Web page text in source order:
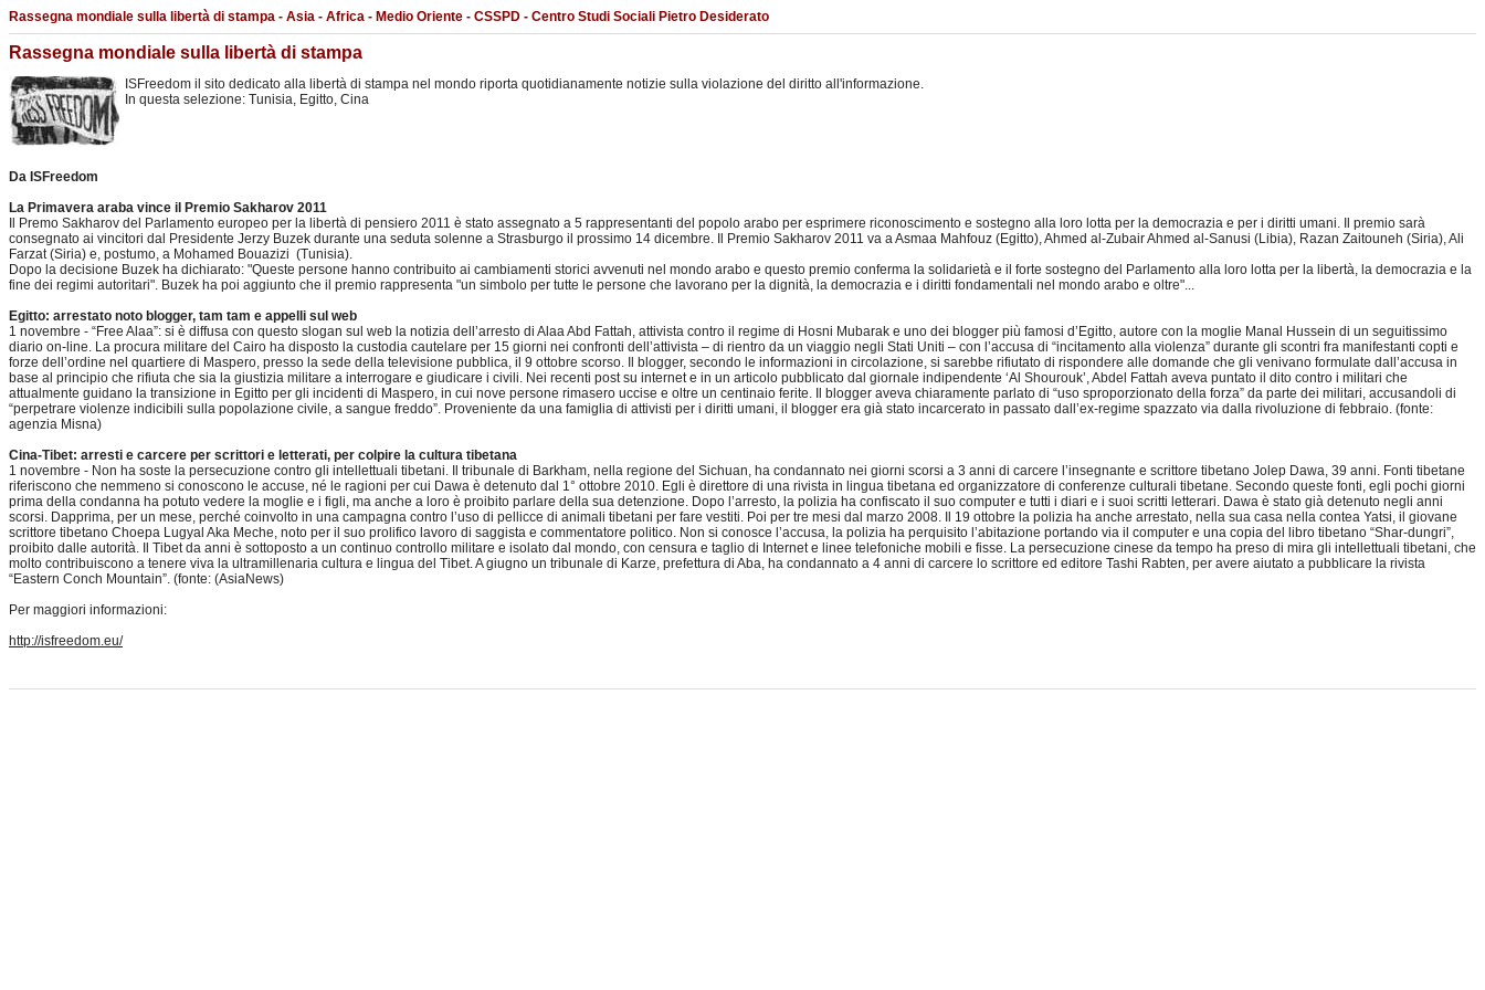
Rassegna mondiale sulla libertà di stampa - Asia - Africa - Medio Oriente - CSSPD - Centro Studi Sociali Pietro Desiderato
Rassegna mondiale sulla libertà di stampa
ISFreedom il sito dedicato alla libertà di stampa nel mondo riporta quotidianamente notizie sulla violazione del diritto all'informazione.
In questa selezione: Tunisia, Egitto, Cina
Da ISFreedom
La Primavera araba vince il Premio Sakharov 2011
Il Premo Sakharov del Parlamento europeo per la libertà di pensiero 2011 è stato assegnato a 5 rappresentanti del popolo arabo per esprimere riconoscimento e sostegno alla loro lotta per la democrazia e per i diritti umani. Il premio sarà
consegnato ai vincitori dal Presidente Jerzy Buzek durante una seduta solenne a Strasburgo il prossimo 14 dicembre. Il Premio Sakharov 2011 va a Asmaa Mahfouz (Egitto), Ahmed al-Zubair Ahmed al-Sanusi (Libia), Razan Zaitouneh (Siria), Ali
Farzat (Siria) e, postumo, a Mohamed Bouazizi (Tunisia).
Dopo la decisione Buzek ha dichiarato: "Queste persone hanno contribuito ai cambiamenti storici avvenuti nel mondo arabo e questo premio conferma la solidarietà e il forte sostegno del Parlamento alla loro lotta per la libertà, la democrazia e la
fine dei regimi autoritari". Buzek ha poi aggiunto che il premio rappresenta "un simbolo per tutte le persone che lavorano per la dignità, la democrazia e i diritti fondamentali nel mondo arabo e oltre"...
Egitto: arrestato noto blogger, tam tam e appelli sul web
1 novembre - “Free Alaa”: si è diffusa con questo slogan sul web la notizia dell’arresto di Alaa Abd Fattah, attivista contro il regime di Hosni Mubarak e uno dei blogger più famosi d’Egitto, autore con la moglie Manal Hussein di un seguitissimo
diario on-line. La procura militare del Cairo ha disposto la custodia cautelare per 15 giorni nei confronti dell’attivista – di rientro da un viaggio negli Stati Uniti – con l’accusa di “incitamento alla violenza” durante gli scontri fra manifestanti copti e
forze dell’ordine nel quartiere di Maspero, presso la sede della televisione pubblica, il 9 ottobre scorso. Il blogger, secondo le informazioni in circolazione, si sarebbe rifiutato di rispondere alle domande che gli venivano formulate dall’accusa in
base al principio che rifiuta che sia la giustizia militare a interrogare e giudicare i civili. Nei recenti post su internet e in un articolo pubblicato dal giornale indipendente ‘Al Shourouk’, Abdel Fattah aveva puntato il dito contro i militari che
attualmente guidano la transizione in Egitto per gli incidenti di Maspero, in cui nove persone rimasero uccise e oltre un centinaio ferite. Il blogger aveva chiaramente parlato di “uso sproporzionato della forza” da parte dei militari, accusandoli di
“perpetrare violenze indicibili sulla popolazione civile, a sangue freddo”. Proveniente da una famiglia di attivisti per i diritti umani, il blogger era già stato incarcerato in passato dall’ex-regime spazzato via dalla rivoluzione di febbraio. (fonte:
agenzia Misna)
Cina-Tibet: arresti e carcere per scrittori e letterati, per colpire la cultura tibetana
1 novembre - Non ha soste la persecuzione contro gli intellettuali tibetani. Il tribunale di Barkham, nella regione del Sichuan, ha condannato nei giorni scorsi a 3 anni di carcere l’insegnante e scrittore tibetano Jolep Dawa, 39 anni. Fonti tibetane
riferiscono che nemmeno si conoscono le accuse, né le ragioni per cui Dawa è detenuto dal 1° ottobre 2010. Egli è direttore di una rivista in lingua tibetana ed organizzatore di conferenze culturali tibetane. Secondo queste fonti, egli pochi giorni
prima della condanna ha potuto vedere la moglie e i figli, ma anche a loro è proibito parlare della sua detenzione. Dopo l’arresto, la polizia ha confiscato il suo computer e tutti i diari e i suoi scritti letterari. Dawa è stato già detenuto negli anni
scorsi. Dapprima, per un mese, perché coinvolto in una campagna contro l’uso di pellicce di animali tibetani per fare vestiti. Poi per tre mesi dal marzo 2008. Il 19 ottobre la polizia ha anche arrestato, nella sua casa nella contea Yatsi, il giovane
scrittore tibetano Choepa Lugyal Aka Meche, noto per il suo prolifico lavoro di saggista e commentatore politico. Non si conosce l’accusa, la polizia ha perquisito l’abitazione portando via il computer e una copia del libro tibetano “Shar-dungri”,
proibito dalle autorità. Il Tibet da anni è sottoposto a un continuo controllo militare e isolato dal mondo, con censura e taglio di Internet e linee telefoniche mobili e fisse. La persecuzione cinese da tempo ha preso di mira gli intellettuali tibetani, che
molto contribuiscono a tenere viva la ultramillenaria cultura e lingua del Tibet. A giugno un tribunale di Karze, prefettura di Aba, ha condannato a 4 anni di carcere lo scrittore ed editore Tashi Rabten, per avere aiutato a pubblicare la rivista
“Eastern Conch Mountain”. (fonte: (AsiaNews)
Per maggiori informazioni:
http://isfreedom.eu/